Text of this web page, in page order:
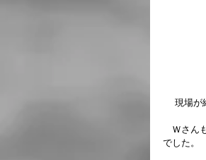
現場が
Ｗさん
でした。